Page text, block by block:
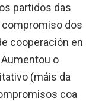
partidos das
dos
cooperación en
o
(máis da
coa